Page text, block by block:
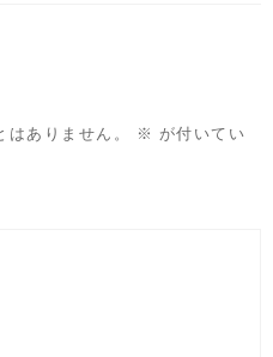
ありません。 ※
が付いてい